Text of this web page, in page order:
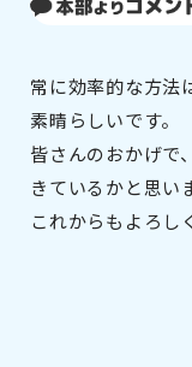
常に効率的な方法
素晴らしいです。
皆さんのおかげで
きているかと思い
これからもよろし